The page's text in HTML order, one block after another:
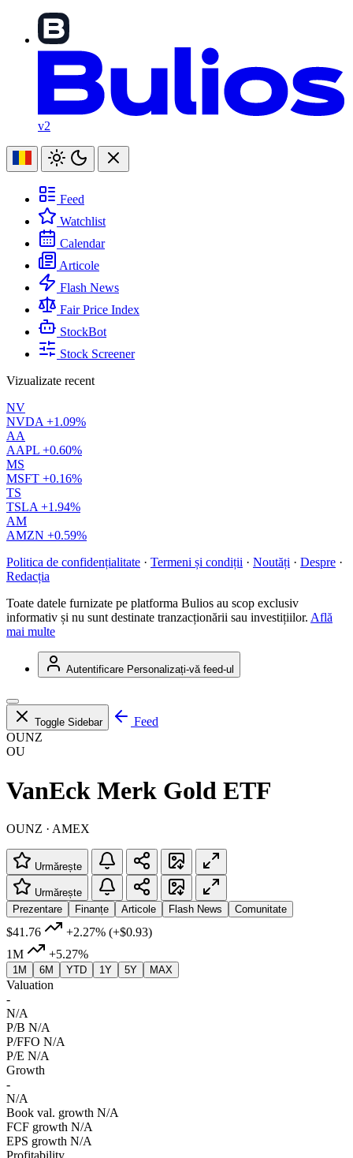
v2
Feed
Watchlist
Calendar
Articole
Flash News
Fair Price Index
StockBot
Stock Screener
Vizualizate recent
NV
NVDA +1.09%
AA
AAPL +0.60%
MS
MSFT +0.16%
TS
TSLA +1.94%
AM
AMZN +0.59%
Politica de confidențialitate · Termeni și condiții · Noutăți · Despre ·
Redacția
Toate datele furnizate pe platforma Bulios au scop exclusiv
informativ și nu sunt destinate tranzacționării sau investițiilor. Află
mai multe
Autentificare Personalizați-vă feed-ul
Toggle Sidebar
Feed
OUNZ
OU
VanEck Merk Gold ETF
OUNZ · AMEX
Urmărește
Urmărește
Prezentare
Finanțe Articole Flash News Comunitate
$41.76 +2.27% (+$0.93)
1M
+5.27%
1M 6M YTD 1Y 5Y MAX
Valuation
-
N/A
P/B N/A
P/FFO N/A
P/E N/A
Growth
-
N/A
Book val. growth N/A
FCF growth N/A
EPS growth N/A
Profitability